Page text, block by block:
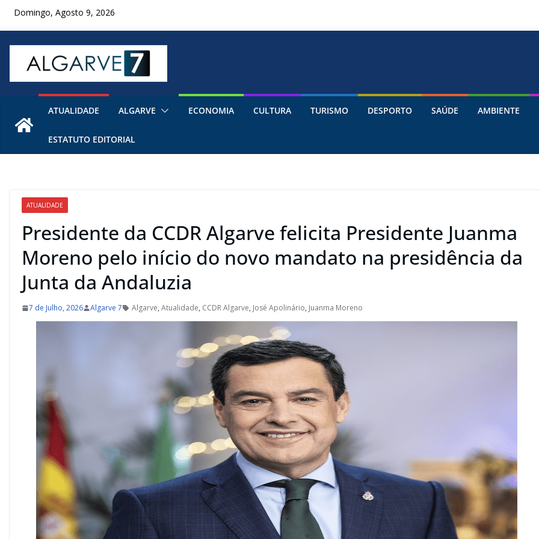
SkipDomingo, Agosto 9, 2026
ATUALIDADE ALGARVE ECONOMIA CULTURA TURISMO DESPORTO SAÚDE AMBIENTE
ESTATUTO EDITORIAL
ATUALIDADE
Presidente da CCDR Algarve felicita Presidente Juanma
Moreno pelo início do novo mandato na presidência da
Junta da Andaluzia
7 de Julho, 2026 Algarve 7 Algarve, Atualidade, CCDR Algarve, José Apolinário, Juanma Moreno